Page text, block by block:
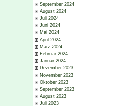
September 2024
August 2024
Juli 2024
Juni 2024
Mai 2024
April 2024
März 2024
Februar 2024
Januar 2024
Dezember 2023
November 2023
Oktober 2023
September 2023
August 2023
Juli 2023